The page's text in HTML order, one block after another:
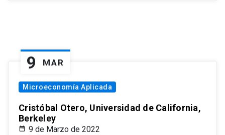
9 MAR
Microeconomía Aplicada
Cristóbal Otero, Universidad de California,
Berkeley
9 de Marzo de 2022